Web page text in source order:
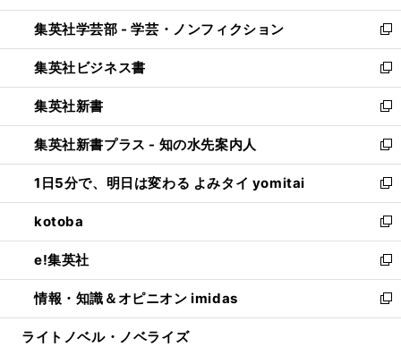
開
く
ウ
で
開
く
ン
ド
ウ
で
開
く
ウ
ィ
ン
ド
ウ
で
開
く
集英社学芸部 - 学芸・ノンフィクション
新
し
い
ウ
ィ
ン
ド
ウ
で
開
く
集英社ビジネス書
新
し
い
ウ
ィ
ン
ド
ウ
で
開
く
集英社新書
新
し
い
ウ
ィ
ン
ド
ウ
で
開
く
集英社新書プラス - 知の水先案内人
新
し
い
ウ
ィ
ン
ド
ウ
で
開
1日5分で、明日は変わる よみタイ yomitai
新
し
い
ウ
ィ
ン
ド
ウ
kotoba
新
し
い
ウ
ィ
ン
e!集英社
新
し
い
ウ
情報・知識＆オピニオン imidas
新
し
ライトノベル・ノベライズ